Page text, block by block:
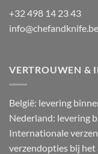
+32 498 14 23 43
info@chefandknife.be
VERTROUWEN &
België: levering
Nederland: levering
Internationale
verzendopties bij het